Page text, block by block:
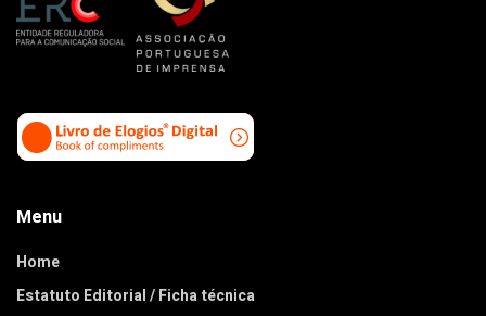
Menu
Home
Estatuto Editorial / Ficha técnica